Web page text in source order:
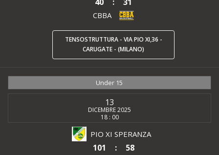
CBBA
TENSOSTRUTTURA - VIA PIO XI,36 -
CARUGATE - (MILANO)
Under 15
13
DICEMBRE 2025
18 : 00
PIO XI SPERANZA
101 : 58